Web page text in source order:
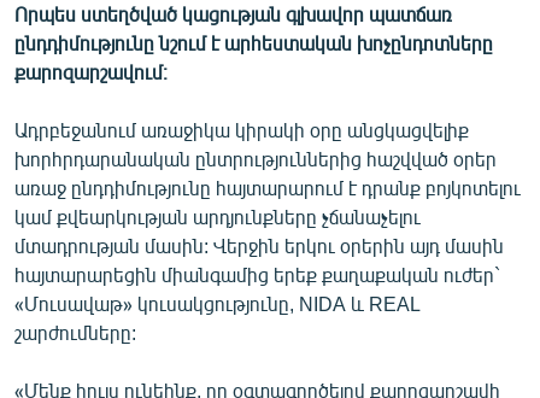
ՏԵՍԱՆՅՈՒԹԵՐ
ԲԱՆԱՎԵՃ
ՓՈԴՔԱՍԹ
Հայերեն
English
Русский
Որպես ստեղծված կացության գլխավոր պատճառ
ընդդիմությունը նշում է արհեստական խոչընդոտները
քարոզարշավում։
Ադրբեջանում առաջիկա կիրակի օրը անցկացվելիք
խորհրդարանական ընտրություններից հաշվված օրեր
առաջ ընդդիմությունը հայտարարում է դրանք բոյկոտելու
կամ քվեարկության արդյունքները չճանաչելու
մտադրության մասին: Վերջին երկու օրերին այդ մասին
հայտարարեցին միանգամից երեք քաղաքական ուժեր`
«Մուսավաթ» կուսակցությունը, NIDA և REAL
շարժումները:
«Մենք հույս ունեինք, որ օգտագործելով քարոզարշավի